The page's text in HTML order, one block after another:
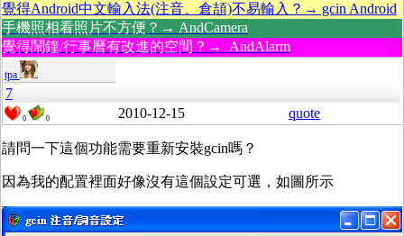
覺得Android中文輸入法(注音、倉頡)不易輸入？→ gcin Android
手機照相看照片不方便？→ AndCamera
覺得鬧鐘/行事曆有改進的空間？→ AndAlarm
tpa
7
0 0 2010-12-15 quote
請問一下這個功能需要重新安裝gcin嗎？
因為我的配置裡面好像沒有這個設定可選，如圖所示